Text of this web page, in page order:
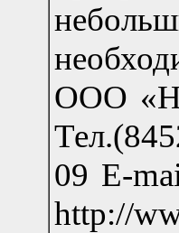
ООО
09 E-
http://